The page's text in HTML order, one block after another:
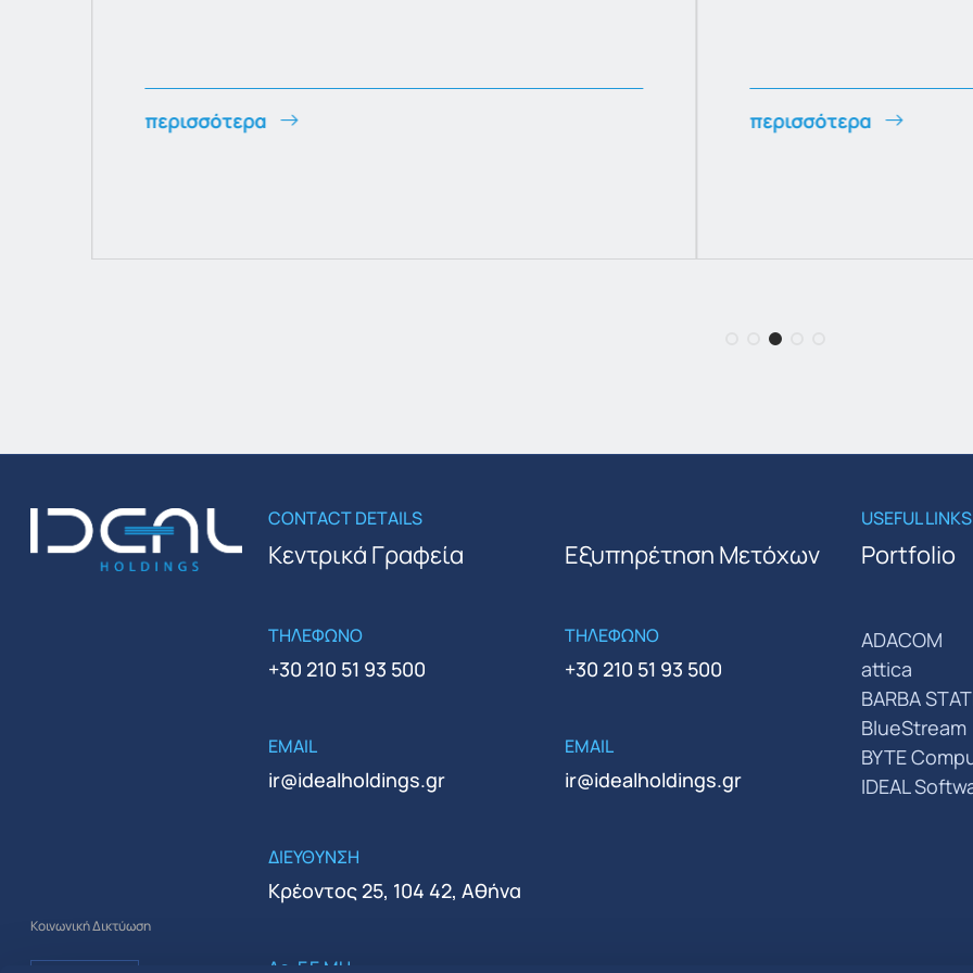
περισσότερα περισσότερα
Κοινωνική Δικτύωση
CONTACT DETAILS
Κεντρικά Γραφεία
ΤΗΛΕΦΩΝΟ
+30 210 51 93 500
EMAIL
ir@idealholdings.gr
ΔΙΕΥΘΥΝΣΗ
Κρέοντος 25, 104 42, Αθήνα
Αρ. Γ.Ε.ΜΗ.
Εξυπηρέτηση Μετόχων
ΤΗΛΕΦΩΝΟ
+30 210 51 93 500
EMAIL
ir@idealholdings.gr
USEFUL LINKS
Portfolio
ADACOM
attica
BARBA
BlueStream
BYTE
IDEAL